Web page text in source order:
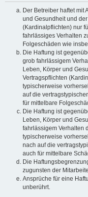
Der Betreiber haftet mit
und Gesundheit und
(Kardinalpflichten) nur
fahrlässiges Verhalten
Folgeschäden wie
Die Haftung ist
grob fahrlässigem
Leben, Körper und
Vertragspflichten
typischerweise
auf die
für mittelbare
Die Haftung ist
Leben, Körper und
fahrlässigem Verhalten
typischerweise
nach auf die
auch für mittelbare
Die
zugunsten der
Ansprüche für eine
unberührt.